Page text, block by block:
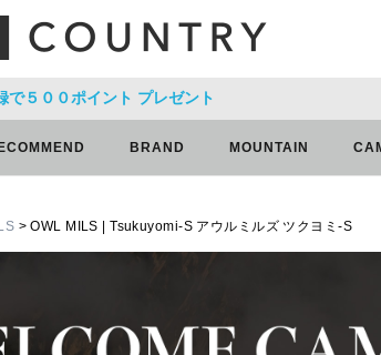
で５００ポイント プレゼント
BRAND MOUNTAIN
OWL MILS | Tsukuyomi-S アウルミルズ ツクヨミ-S